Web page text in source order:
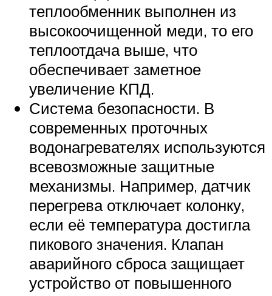
теплообменник выполнен из
высокоочищенной меди, то его
теплоотдача выше, что
обеспечивает заметное
увеличение КПД.
Система безопасности. В
современных проточных
водонагревателях используются
всевозможные защитные
механизмы. Например, датчик
перегрева отключает колонку,
если её температура достигла
пикового значения. Клапан
аварийного сброса защищает
устройство от повышенного